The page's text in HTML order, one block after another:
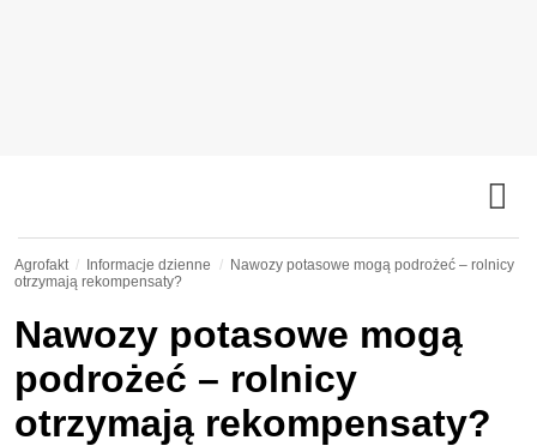
Agrofakt Informacje dzienne
Nawozy potasowe mogą podrożeć – rolnicy
otrzymają rekompensaty?
Nawozy potasowe mogą
podrożeć – rolnicy
otrzymają rekompensaty?